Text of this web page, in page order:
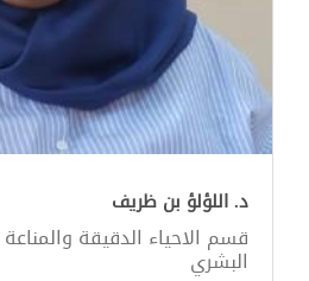
د. اللؤلؤ بن ظريف
قسم الاحياء الدقيقة
البشري